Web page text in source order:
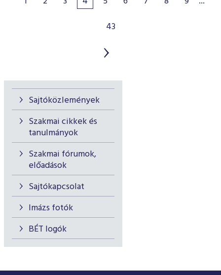
Sajtóközlemények
Szakmai cikkek és
tanulmányok
Szakmai fórumok,
előadások
Sajtókapcsolat
Imázs fotók
BÉT logók
43